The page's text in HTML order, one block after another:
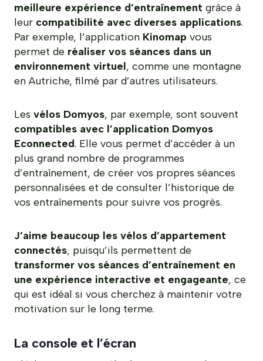
meilleure expérience d’entraînement grâce à
leur compatibilité avec diverses applications.
Par exemple, l’application Kinomap vous
permet de réaliser vos séances dans un
environnement virtuel, comme une montagne
en Autriche, filmé par d’autres utilisateurs.
Les vélos Domyos, par exemple, sont souvent
compatibles avec l’application Domyos
Econnected. Elle vous permet d’accéder à un
plus grand nombre de programmes
d’entraînement, de créer vos propres séances
personnalisées et de consulter l’historique de
vos entraînements pour suivre vos progrès.
J’aime beaucoup les vélos d’appartement
connectés, puisqu’ils permettent de
transformer vos séances d’entraînement en
une expérience interactive et engageante, ce
qui est idéal si vous cherchez à maintenir votre
motivation sur le long terme.
La console et l’écran